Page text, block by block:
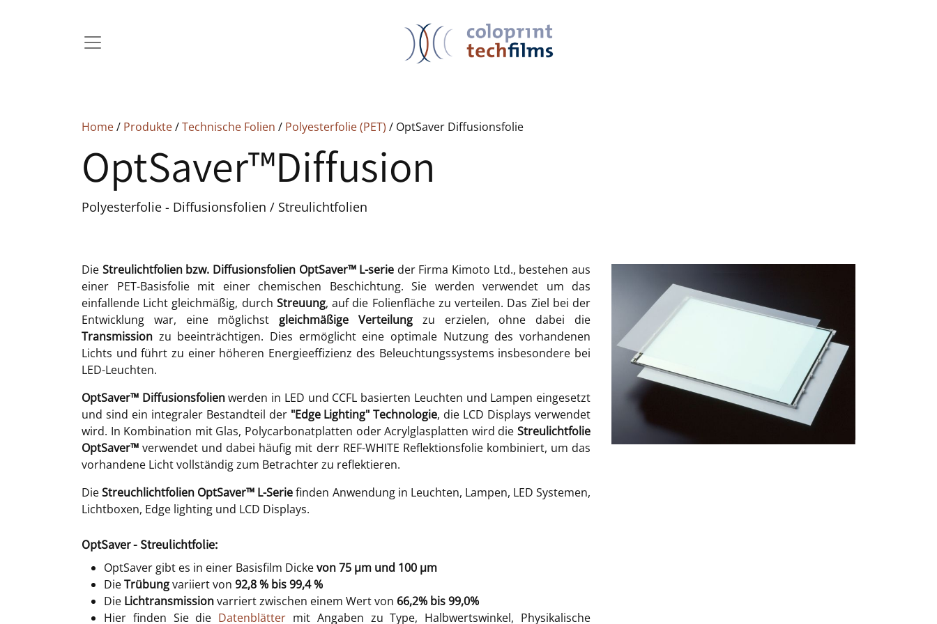
Home/ Produkte/Technische Folien / Polyesterfolie (PET) / OptSaver Diffusionsfolie
OptSaver™Diffusion
Polyesterfolie - Diffusionsfolien / Streulichtfolien
Die Streulichtfolien bzw. Diffusionsfolien OptSaver™ L-serie der Firma Kimoto Ltd., bestehen aus
einer PET-Basisfolie mit einer chemischen Beschichtung. Sie werden verwendet um das
einfallende Licht gleichmäßig, durch Streuung, auf die Folienfläche zu verteilen. Das Ziel bei der
Entwicklung war, eine möglichst gleichmäßige Verteilung zu erzielen, ohne dabei die
Transmission zu beeinträchtigen. Dies ermöglicht eine optimale Nutzung des vorhandenen
Lichts und führt zu einer höheren Energieeffizienz des Beleuchtungssystems insbesondere bei
LED-Leuchten.
OptSaver™ Diffusionsfolienwerden in LED und CCFL basierten Leuchten und Lampen eingesetzt
und sind ein integraler Bestandteil der"Edge Lighting" Technologie, die LCD Displays verwendet
wird. In Kombination mit Glas, Polycarbonatplatten oder Acrylglasplatten wird die Streulichtfolie
OptSaver™verwendet und dabei häufig mit derr REF-WHITE Reflektionsfolie kombiniert, um das
vorhandene Licht vollständig zum Betrachter zu reflektieren.
DieStreuchlichtfolien OptSaver™ L-Seriefinden Anwendung in Leuchten, Lampen, LED Systemen,
Lichtboxen, Edge lighting und LCD Displays.
OptSaver - Streulichtfolie:
OptSaver gibt es in einer Basisfilm Dickevon 75 µm und 100 µm
DieTrübungvariiert von 92,8 % bis 99,4 %
Die Lichtransmissionvarriert zwischen einem Wert von 66,2% bis 99,0%
Hier finden Sie die Datenblätter mit Angaben zu Type, Halbwertswinkel, Physikalische